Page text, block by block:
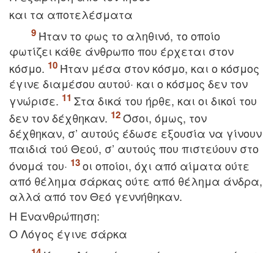
και τα αποτελέσματα
Ήταν το φως το αληθινό, το οποίο
φωτίζει κάθε άνθρωπο που έρχεται στον
κόσμο.
Ήταν μέσα στον κόσμο, και ο κόσμος
έγινε διαμέσου αυτού· και ο κόσμος δεν τον
γνώρισε.
Στα δικά του ήρθε, και οι δικοί του
δεν τον δέχθηκαν.
Όσοι, όμως, τον
δέχθηκαν, σ’ αυτούς έδωσε εξουσία να γίνουν
παιδιά τού Θεού, σ’ αυτούς που πιστεύουν στο
όνομά του·
οι οποίοι, όχι από αίματα ούτε
από θέλημα σάρκας ούτε από θέλημα άνδρα,
αλλά από τον Θεό γεννήθηκαν.
H Eνανθρώπηση:
O Λόγος έγινε σάρκα